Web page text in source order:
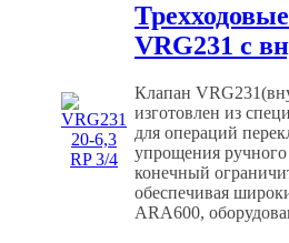
VRG231 с
Клапан
изготовлен из
для операций
упрощения ручного
конечный
обеспечивая
ARA600,